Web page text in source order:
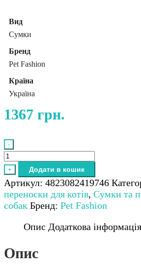
Вид
Сумки
Бренд
Pet Fashion
Країна
Україна
1367 грн.
-
Сумка-
переноска
Pet
Fashion
«Vesta»
для
собак
38х22х22
+ Додати в кошик
Артикул: 4823082419746
переноски для котів, Сумки та
собак Бренд: Pet Fashion
Опис Додаткова інформація
Опис